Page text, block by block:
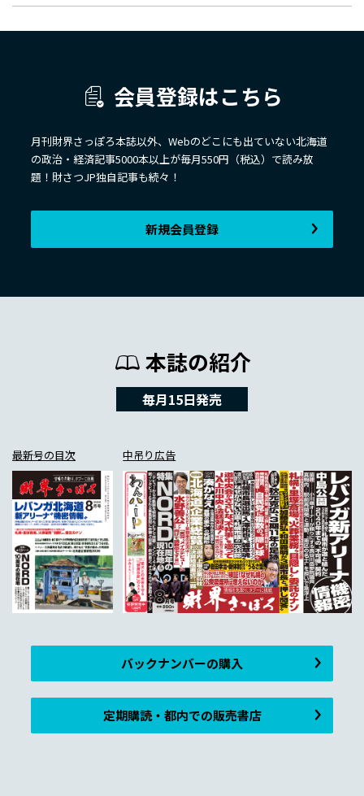
会員登録はこちら
月刊財界さっぽろ本誌以外、Webのどこにも出ていない北海道
の政治・経済記事5000本以上が毎月550円（税込）で読み放
題！財さつJP独自記事も続々！
新規会員登録
本誌の紹介
毎月15日発売
最新号の目次 中吊り広告
バックナンバーの購入
定期購読・都内での販売書店